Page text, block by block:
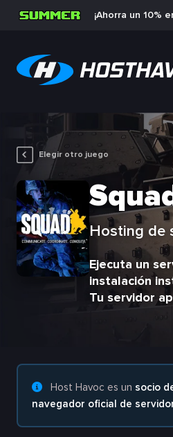
¡Ahorra un 10%
Elegir otro juego
Hosting de
Ejecuta un
instalación
Tu servidor
Host Havoc es un socio
navegador oficial de